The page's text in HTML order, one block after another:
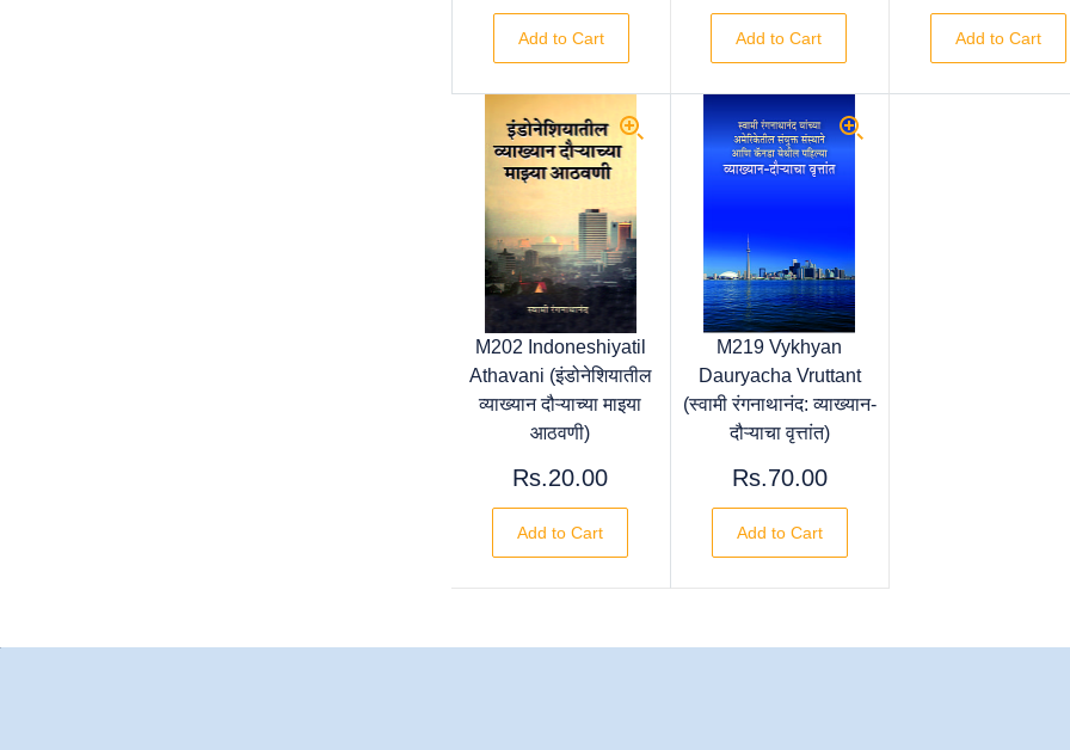
Add to Cart Add to Cart Add to Cart
M202 Indoneshiyatil
Athavani (इंडोनेशियातील
व्याख्यान दौऱ्याच्या माइया
आठवणी)
Rs.20.00
Add to Cart
M219 Vykhyan
Dauryacha Vruttant
(स्वामी रंगनाथानंद: व्याख्यान-
दौऱ्याचा वृत्तांत)
Rs.70.00
Add to Cart